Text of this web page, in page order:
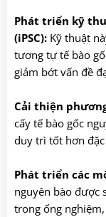
Phát triển kỹ
(iPSC): Kỹ thuật
tương tự tế bào
giảm bớt vấn đề
Cải thiện
cấy tế bào gốc
duy trì tốt hơn
Phát triển các
nguyên bào được
trong ống